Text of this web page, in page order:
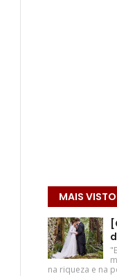
MAIS
na riqueza e na